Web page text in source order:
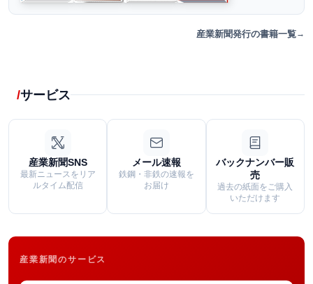
産業新聞発行の書籍一覧
サービス
産業新聞SNS
最新ニュースをリア
ルタイム配信
メール速報
鉄鋼・非鉄の速報を
お届け
バックナンバー販
売
過去の紙面をご購入
いただけます
産業新聞のサービス